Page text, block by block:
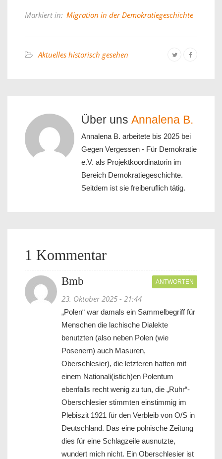
Markiert in: Migration in der Demokratiegeschichte
Aktuelles historisch gesehen
Über uns Annalena B.
Annalena B. arbeitete bis 2025 bei
Gegen Vergessen - Für Demokratie
e.V. als Projektkoordinatorin im
Bereich Demokratiegeschichte.
Seitdem ist sie freiberuflich tätig.
1 Kommentar
Bmb
23. Oktober 2025 - 21:44
ANTWORTEN
„Polen“ war damals ein Sammelbegriff für
Menschen die lachische Dialekte
benutzten (also neben Polen (wie
Posenern) auch Masuren,
Oberschlesier), die letzteren hatten mit
einem Nationali(istich)en Polentum
ebenfalls recht wenig zu tun, die „Ruhr“-
Oberschlesier stimmten einstimmig im
Plebiszit 1921 für den Verbleib von O/S in
Deutschland. Das eine polnische Zeitung
dies für eine Schlagzeile ausnutzte,
wundert mich nicht. Ein Oberschlesier ist